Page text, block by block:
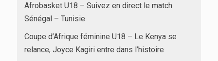
Afrobasket U18 – Suivez en direct le match
Sénégal – Tunisie
Coupe d’Afrique féminine U18 – Le Kenya se
relance, Joyce Kagiri entre dans l’histoire